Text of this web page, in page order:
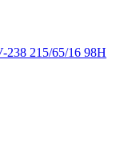
215/65/16 98H